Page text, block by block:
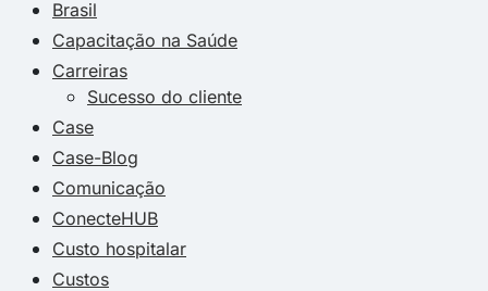
Brasil
Capacitação na Saúde
Carreiras
Sucesso do cliente
Case
Case-Blog
Comunicação
ConecteHUB
Custo hospitalar
Custos